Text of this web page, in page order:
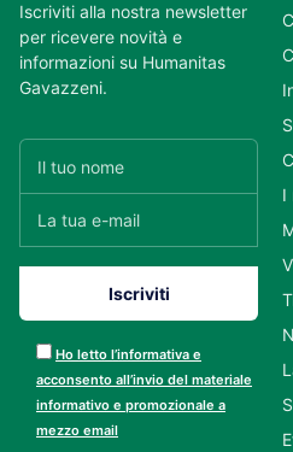
Iscriviti alla nostra newsletter
per ricevere novità e
informazioni su Humanitas
Gavazzeni.
Ho letto l’informativa e
acconsento all’invio del materiale
informativo e promozionale a
mezzo email
I